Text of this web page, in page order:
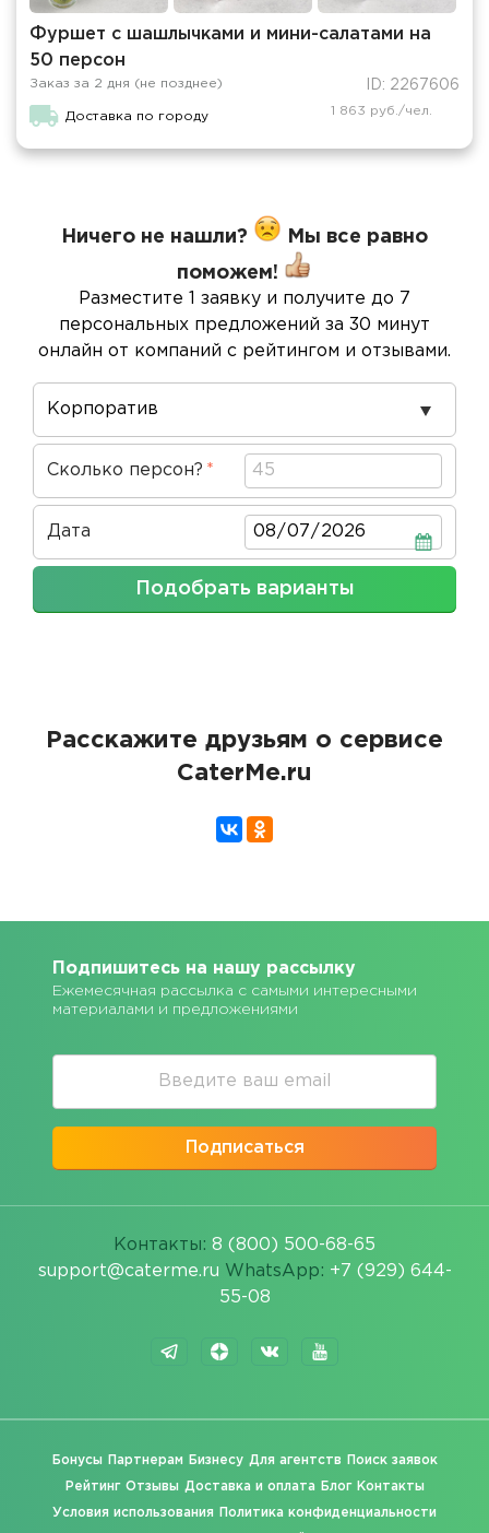
Фуршет с шашлычками и мини-салатами на
50 персон
Заказ за 2 дня (не позднее) ID: 2267606
Доставка по городу 1 863 руб./чел.
Ничего не нашли? Мы все равно
поможем!
Разместите 1 заявку и получите до 7
персональных предложений за 30 минут
онлайн от компаний с рейтингом и отзывами.
Повод
проведения
Сколько персон?
Дата Дата
Подобрать варианты
Расскажите друзьям о сервисе
CaterMe.ru
Подпишитесь на нашу рассылку
Ежемесячная рассылка с самыми интересными
материалами и предложениями
Подписаться
Контакты: 8 (800) 500-68-65
support@caterme.ru WhatsApp: +7 (929) 644-
55-08
Бонусы Партнерам Бизнесу Для агентств Поиск заявок
Рейтинг Отзывы Доставка и оплата Блог Контакты
Условия использования Политика конфиденциальности